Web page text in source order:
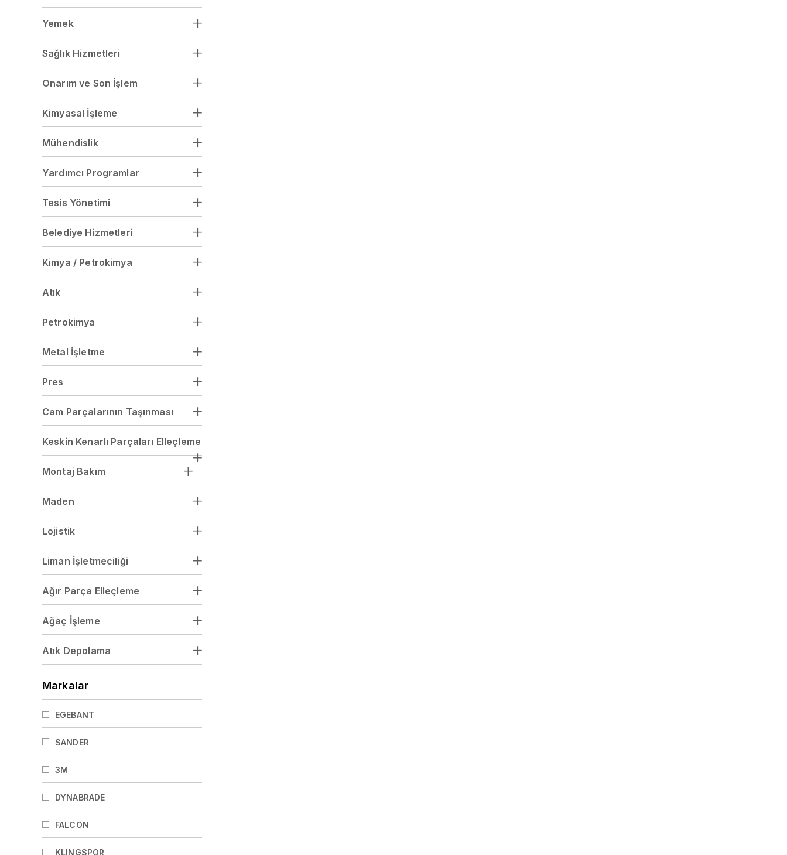
Yemek
Sağlık Hizmetleri
Onarım ve Son İşlem
Kimyasal İşleme
Mühendislik
Yardımcı Programlar
Tesis Yönetimi
Belediye Hizmetleri
Kimya / Petrokimya
Atık
Petrokimya
Metal İşletme
Pres
Cam Parçalarının Taşınması
Keskin Kenarlı Parçaları Elleçleme
Montaj Bakım
Maden
Lojistik
Liman İşletmeciliği
Ağır Parça Elleçleme
Ağaç İşleme
Atık Depolama
Markalar
EGEBANT
SANDER
3M
DYNABRADE
FALCON
KLINGSPOR